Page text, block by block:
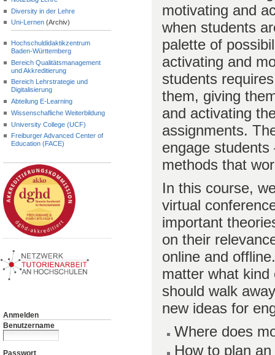
Diversity in der Lehre
Uni-Lernen(Archiv)
Hochschuldidaktikzentrum
Baden-Württemberg
Bereich Qualitätsmanagement
und Akkreditierung
Bereich Lehrstrategie und
Digitalisierung
Abteilung E-Learning
Wissenschafliche Weiterbildung
University College (UCF)
Freiburger Advanced Center of
Education (FACE)
Anmelden
Benutzername
Passwort
motivating and
when students
palette of
activating and
students
them, giving
and activating
assignments.
engage
methods that
In this course,
virtual
important
on their
online and
matter what
should walk
new ideas for
Where does
How to plan